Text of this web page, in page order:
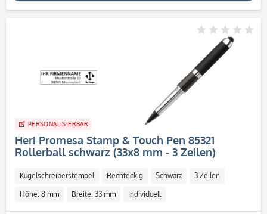
PERSONALISIERBAR
Heri Promesa Stamp & Touch Pen 85321
Rollerball schwarz (33x8 mm - 3 Zeilen)
Kugelschreiberstempel Rechteckig Schwarz 3 Zeilen
Höhe: 8 mm Breite: 33 mm Individuell